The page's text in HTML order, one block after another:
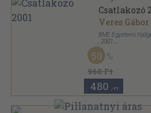
Csatlakozó
Veres Gábor
BME Egyetemi
2001
Ragasztott papírkötés
960 Ft
50
480 ,-Ft